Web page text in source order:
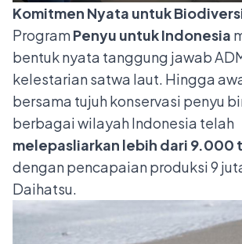
Komitmen Nyata untuk
ProgramPenyu untuk Indonesia
bentuk nyata tanggung jawab
kelestarian satwa laut. Hingga
bersama tujuh konservasi penyu
berbagai wilayah Indonesia telah
melepasliarkan lebih dari 9.000
dengan pencapaian produksi 9
Daihatsu.